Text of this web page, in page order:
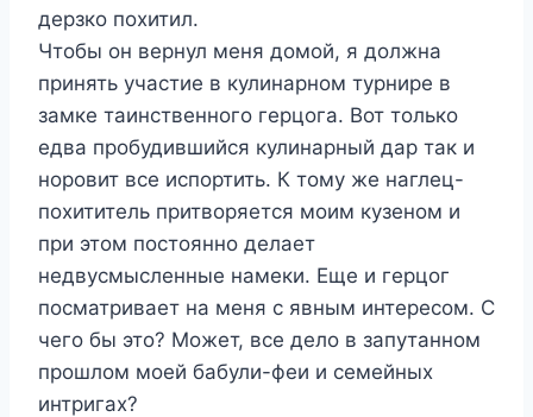
дерзко похитил.
Чтобы он вернул меня домой, я должна
принять участие в кулинарном турнире в
замке таинственного герцога. Вот только
едва пробудившийся кулинарный дар так и
норовит все испортить. К тому же наглец-
похититель притворяется моим кузеном и
при этом постоянно делает
недвусмысленные намеки. Еще и герцог
посматривает на меня с явным интересом. С
чего бы это? Может, все дело в запутанном
прошлом моей бабули-феи и семейных
интригах?